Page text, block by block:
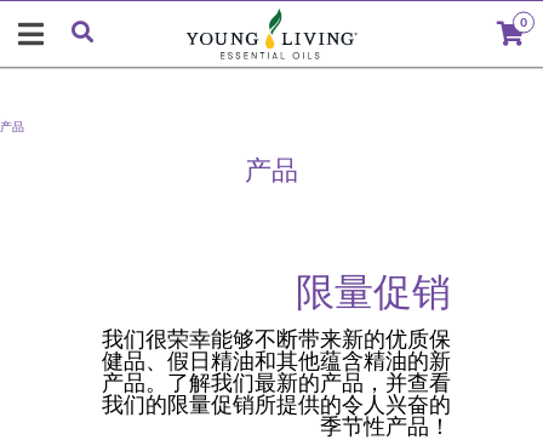
0
产品
产品
限量促销
我们很荣幸能够不断带来新的优质保
健品、假日精油和其他蕴含精油的新
产品。了解我们最新的产品，并查看
我们的限量促销所提供的令人兴奋的
季节性产品！